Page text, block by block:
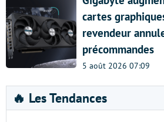
cartes
revendeur
précommandes
5 août 2026 07:09
🔥 Les Tendances